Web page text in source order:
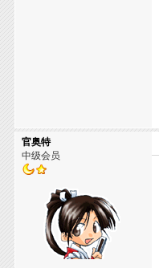
官奥特
中级会员